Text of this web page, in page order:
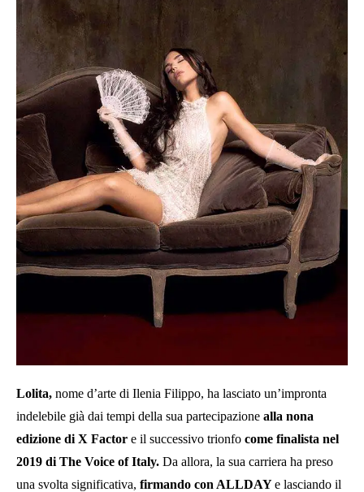
Lolita, nome d’arte di Ilenia Filippo, ha lasciato un’impronta
indelebile già dai tempi della sua partecipazione alla nona
edizione di X Factor e il successivo trionfo come finalista nel
2019 di The Voice of Italy. Da allora, la sua carriera ha preso
una svolta significativa, firmando con ALLDAYe lasciando il